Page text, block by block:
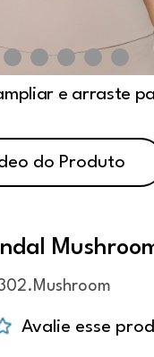
e arraste
do Produto
Avalie esse